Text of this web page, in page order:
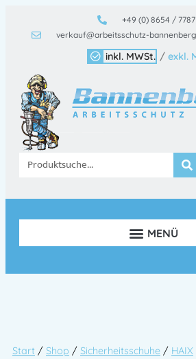
+49 (0) 8654 / 7787
verkauf@arbeitsschutz-
inkl. MWSt. / exkl.
Start / Shop / Sicherheitsschuhe / HAIX